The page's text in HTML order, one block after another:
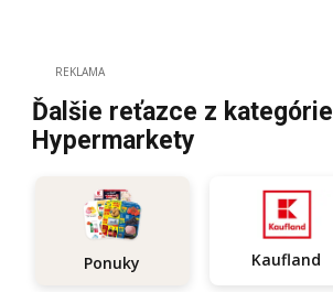
REKLAMA
Ďalšie reťazce z kategórie
Hypermarkety
Ponuky Kaufland